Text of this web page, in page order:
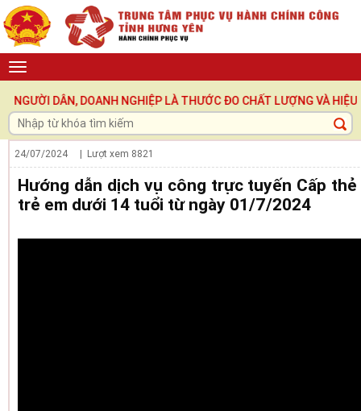
DOANH NGHIỆP LÀ THƯỚC ĐO CHẤT LƯỢNG VÀ HIỆU QUẢ
24/07/2024 | Lượt xem 8821
Hướng dẫn dịch vụ công trực tuyến Cấp
trẻ em dưới 14 tuổi từ ngày 01/7/2024